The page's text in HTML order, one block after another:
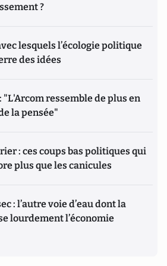
?
lesquels l’écologie politique
des idées
"L'Arcom ressemble de plus en
la pensée"
: ces coups bas politiques qui
plus que les canicules
: l’autre voie d’eau dont la
lourdement l’économie